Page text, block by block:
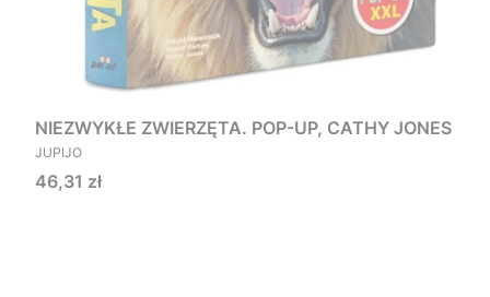
NIEZWYKŁE ZWIERZĘTA. POP-UP, CATHY JONES
PRODUCENT
JUPIJO
Cena
46,31 zł